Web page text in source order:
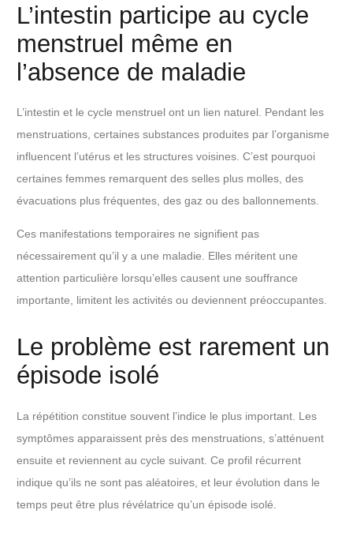
L’intestin participe au cycle
menstruel même en
l’absence de maladie
L’intestin et le cycle menstruel ont un lien naturel. Pendant les
menstruations, certaines substances produites par l’organisme
influencent l’utérus et les structures voisines. C’est pourquoi
certaines femmes remarquent des selles plus molles, des
évacuations plus fréquentes, des gaz ou des ballonnements.
Ces manifestations temporaires ne signifient pas
nécessairement qu’il y a une maladie. Elles méritent une
attention particulière lorsqu’elles causent une souffrance
importante, limitent les activités ou deviennent préoccupantes.
Le problème est rarement un
épisode isolé
La répétition constitue souvent l’indice le plus important. Les
symptômes apparaissent près des menstruations, s’atténuent
ensuite et reviennent au cycle suivant. Ce profil récurrent
indique qu’ils ne sont pas aléatoires, et leur évolution dans le
temps peut être plus révélatrice qu’un épisode isolé.